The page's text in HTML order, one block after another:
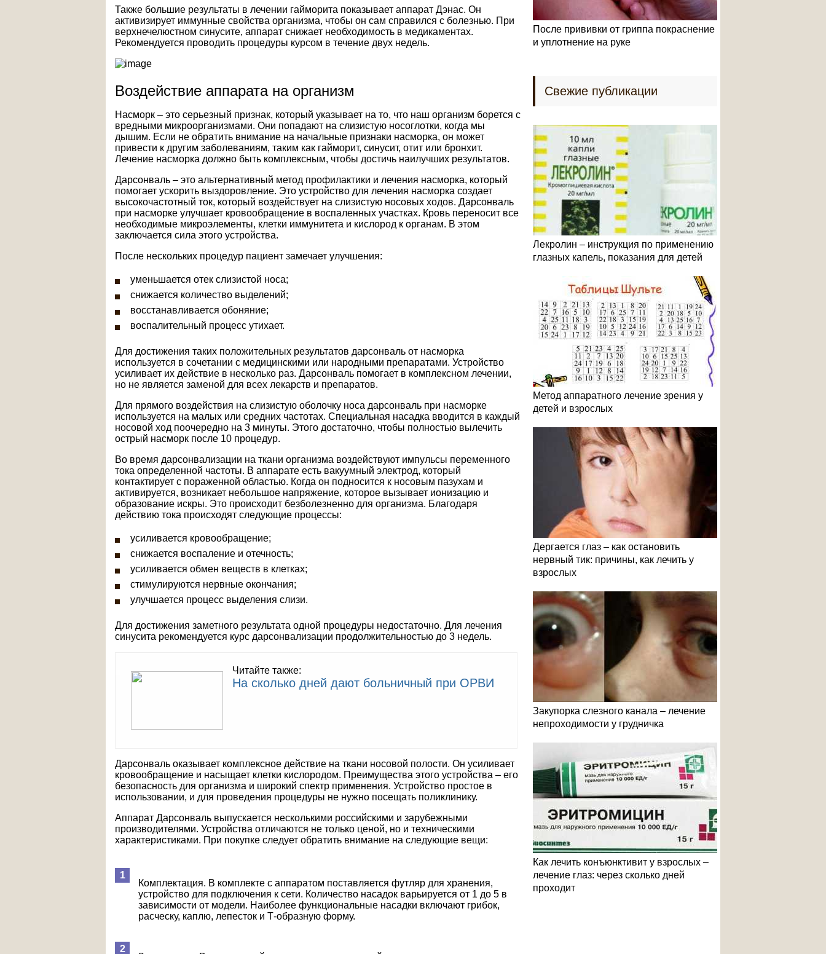
Также большие результаты в лечении гайморита показывает аппарат Дэнас. Он
активизирует иммунные свойства организма, чтобы он сам справился с болезнью. При
верхнечелюстном синусите, аппарат снижает необходимость в медикаментах.
Рекомендуется проводить процедуры курсом в течение двух недель.
Воздействие аппарата на организм
Насморк – это серьезный признак, который указывает на то, что наш организм борется с
вредными микроорганизмами. Они попадают на слизистую носоглотки, когда мы
дышим. Если не обратить внимание на начальные признаки насморка, он может
привести к другим заболеваниям, таким как гайморит, синусит, отит или бронхит.
Лечение насморка должно быть комплексным, чтобы достичь наилучших результатов.
Дарсонваль – это альтернативный метод профилактики и лечения насморка, который
помогает ускорить выздоровление. Это устройство для лечения насморка создает
высокочастотный ток, который воздействует на слизистую носовых ходов. Дарсонваль
при насморке улучшает кровообращение в воспаленных участках. Кровь переносит все
необходимые микроэлементы, клетки иммунитета и кислород к органам. В этом
заключается сила этого устройства.
После нескольких процедур пациент замечает улучшения:
уменьшается отек слизистой носа;
снижается количество выделений;
восстанавливается обоняние;
воспалительный процесс утихает.
Для достижения таких положительных результатов дарсонваль от насморка
используется в сочетании с медицинскими или народными препаратами. Устройство
усиливает их действие в несколько раз. Дарсонваль помогает в комплексном лечении,
но не является заменой для всех лекарств и препаратов.
Для прямого воздействия на слизистую оболочку носа дарсонваль при насморке
используется на малых или средних частотах. Специальная насадка вводится в каждый
носовой ход поочередно на 3 минуты. Этого достаточно, чтобы полностью вылечить
острый насморк после 10 процедур.
Во время дарсонвализации на ткани организма воздействуют импульсы переменного
тока определенной частоты. В аппарате есть вакуумный электрод, который
контактирует с пораженной областью. Когда он подносится к носовым пазухам и
активируется, возникает небольшое напряжение, которое вызывает ионизацию и
образование искры. Это происходит безболезненно для организма. Благодаря
действию тока происходят следующие процессы:
усиливается кровообращение;
снижается воспаление и отечность;
усиливается обмен веществ в клетках;
стимулируются нервные окончания;
улучшается процесс выделения слизи.
Для достижения заметного результата одной процедуры недостаточно. Для лечения
синусита рекомендуется курс дарсонвализации продолжительностью до 3 недель.
Читайте также:
На сколько дней дают больничный при ОРВИ
Дарсонваль оказывает комплексное действие на ткани носовой полости. Он усиливает
кровообращение и насыщает клетки кислородом. Преимущества этого устройства – его
безопасность для организма и широкий спектр применения. Устройство простое в
использовании, и для проведения процедуры не нужно посещать поликлинику.
Аппарат Дарсонваль выпускается несколькими российскими и зарубежными
производителями. Устройства отличаются не только ценой, но и техническими
характеристиками. При покупке следует обратить внимание на следующие вещи:
Комплектация. В комплекте с аппаратом поставляется футляр для хранения,
устройство для подключения к сети. Количество насадок варьируется от 1 до 5 в
зависимости от модели. Наиболее функциональные насадки включают грибок,
расческу, каплю, лепесток и Т-образную форму.
После прививки от гриппа покраснение
и уплотнение на руке
Свежие публикации
Лекролин – инструкция по применению
глазных капель, показания для детей
Метод аппаратного лечение зрения у
детей и взрослых
Дергается глаз – как остановить
нервный тик: причины, как лечить у
взрослых
Закупорка слезного канала – лечение
непроходимости у грудничка
Как лечить конъюнктивит у взрослых –
лечение глаз: через сколько дней
проходит